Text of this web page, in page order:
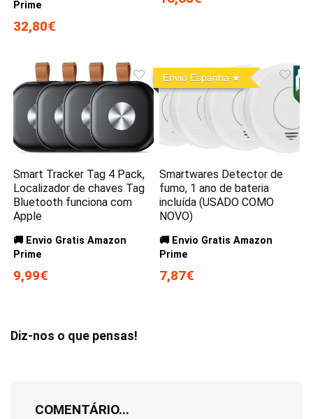
Prime
32,80€
Smart Tracker Tag 4 Pack,
Localizador de chaves Tag
Bluetooth funciona com
Apple
🚚 Envio Gratis Amazon
Prime
9,99€
Envio Espanha
Smartwares Detector de
fumo, 1 ano de bateria
incluída (USADO COMO
NOVO)
🚚 Envio Gratis Amazon
Prime
7,87€
Diz-nos o que pensas!
COMENTÁRIO...